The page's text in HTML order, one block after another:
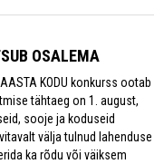
OSALEMA
KODU konkurss ootab
tähtaeg on 1. august,
sooje ja koduseid
välja tulnud lahenduse
ka rõdu või väiksem